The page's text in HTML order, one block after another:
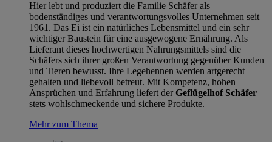
Hier lebt und produziert die Familie Schäfer als
bodenständiges und verantwortungsvolles Unternehmen seit
1961. Das Ei ist ein natürliches Lebensmittel und ein sehr
wichtiger Baustein für eine ausgewogene Ernährung. Als
Lieferant dieses hochwertigen Nahrungsmittels sind die
Schäfers sich ihrer großen Verantwortung gegenüber Kunden
und Tieren bewusst. Ihre Legehennen werden artgerecht
gehalten und liebevoll betreut. Mit Kompetenz, hohen
Ansprüchen und Erfahrung liefert der Geflügelhof Schäfer
stets wohlschmeckende und sichere Produkte.
Mehr zum Thema